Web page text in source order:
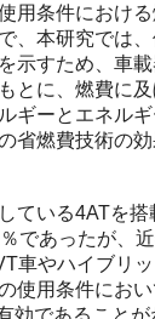
用条件におけ
、本研究では
示すため、車
とに、燃費に
ギーとエネル
省燃費技術の
ている4ATを搭
であったが、
車やハイブリ
使用条件にお
効であること